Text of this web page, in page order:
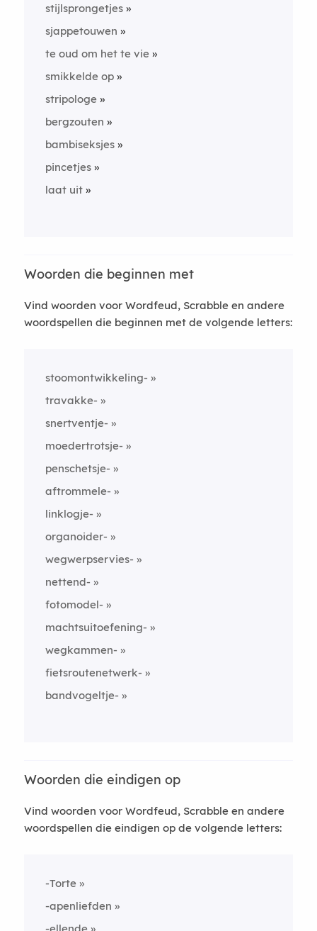
stijlsprongetjes
sjappetouwen
te oud om het te vie
smikkelde op
stripologe
bergzouten
bambiseksjes
pincetjes
laat uit
Woorden die beginnen met
Vind woorden voor Wordfeud, Scrabble en andere
woordspellen die beginnen met de volgende letters:
stoomontwikkeling-
travakke-
snertventje-
moedertrotsje-
penschetsje-
aftrommele-
linklogje-
organoider-
wegwerpservies-
nettend-
fotomodel-
machtsuitoefening-
wegkammen-
fietsroutenetwerk-
bandvogeltje-
Woorden die eindigen op
Vind woorden voor Wordfeud, Scrabble en andere
woordspellen die eindigen op de volgende letters:
-Torte
-apenliefden
-ellende